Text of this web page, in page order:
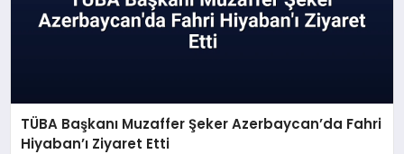
TÜBA Başkanı Muzaffer Şeker Azerbaycan’da Fahri
Hiyaban’ı Ziyaret Etti